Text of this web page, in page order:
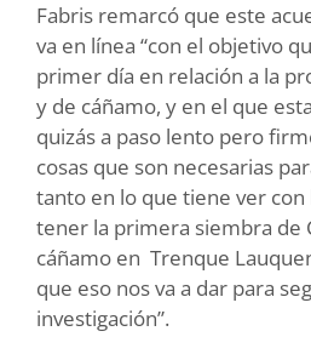
Fabris remarcó que este
va en línea “con el objetivo
primer día en relación a la
y de cáñamo, y en el que
quizás a paso lento pero
cosas que son necesarias
tanto en lo que tiene ver con
tener la primera siembra de
cáñamo en Trenque
que eso nos va a dar para
investigación”.